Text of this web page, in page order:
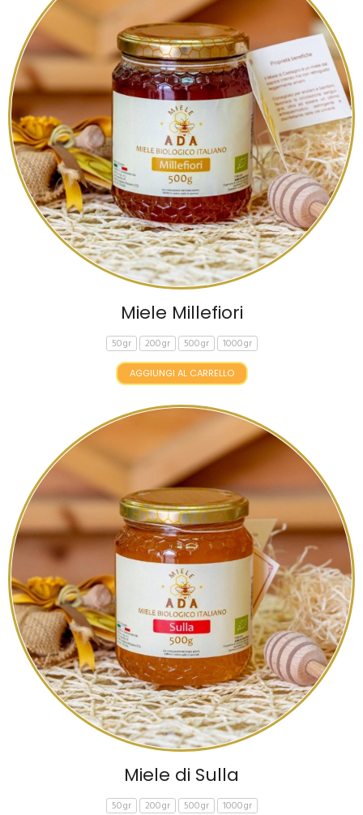
Miele Millefiori
50gr 200gr 500gr 1000gr
AGGIUNGI AL CARRELLO
Miele di Sulla
50gr 200gr 500gr 1000gr